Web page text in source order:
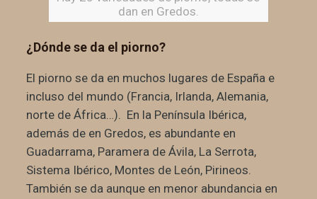
dan en Gredos.
¿Dónde se da el piorno?
El piorno se da en muchos lugares de España e
incluso del mundo (Francia, Irlanda, Alemania,
norte de África…). En la Península Ibérica,
además de en Gredos, es abundante en
Guadarrama, Paramera de Ávila, La Serrota,
Sistema Ibérico, Montes de León, Pirineos.
También se da aunque en menor abundancia en